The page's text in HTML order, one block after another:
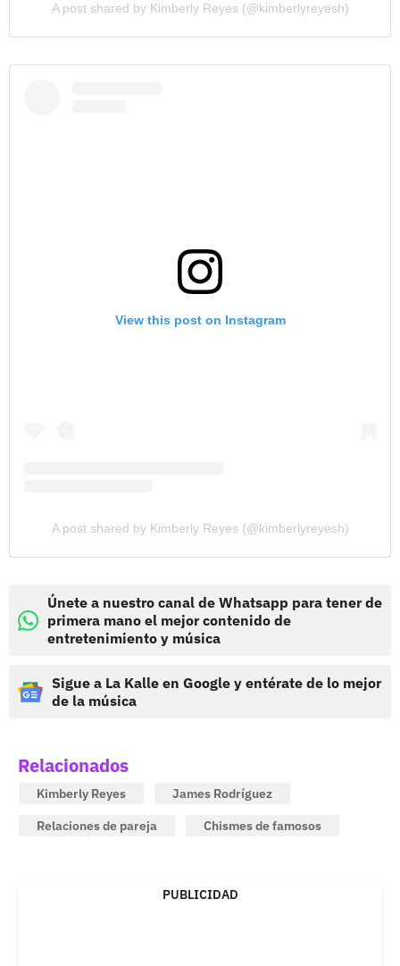
A post shared by Kimberly Reyes (@kimberlyreyesh)
View this post on Instagram
A post shared by Kimberly Reyes (@kimberlyreyesh)
Únete a nuestro canal de Whatsapp para tener de
primera mano el mejor contenido de
entretenimiento y música
Sigue a La Kalle en Google y entérate de lo mejor
de la música
Relacionados
Kimberly Reyes
James Rodríguez
Relaciones de pareja
Chismes de famosos
PUBLICIDAD